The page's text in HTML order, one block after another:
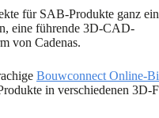
für SAB-Produkte ganz
eine führende 3D-CAD-
von Cadenas.
Bouwconnect Online-
in verschiedenen 3D-